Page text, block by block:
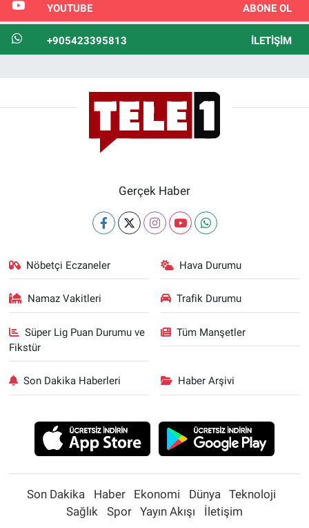
YOUTUBE ABONE OL
+905423395813 İLETIŞIM
Gerçek Haber
Nöbetçi Eczaneler Hava Durumu
Namaz Vakitleri Trafik Durumu
Süper Lig Puan Durumu ve
Fikstür
Tüm Manşetler
Son Dakika Haberleri Haber Arşivi
Son Dakika Haber Ekonomi Dünya
Teknoloji
Sağlık
Spor Yayın Akışı İletişim